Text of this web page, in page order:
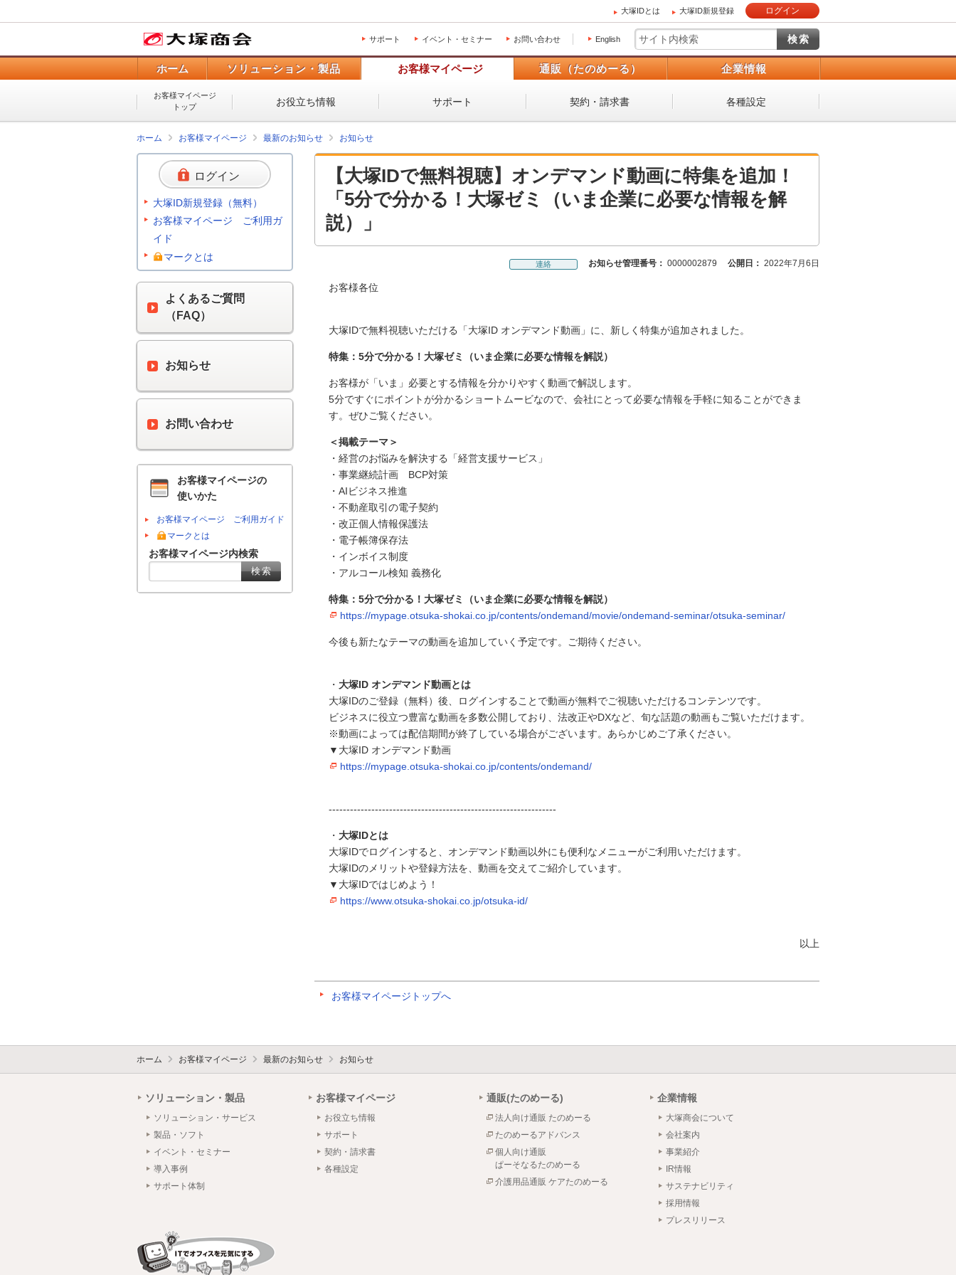
大塚IDとは 大塚ID新規登録 ログイン
サポート イベント・セミナー お問い合わせ English
ホーム ソリューション・製品 お客様マイページ 通販（たのめーる） 企業情報
お客様マイページ
トップ
お役立ち情報 サポート 契約・請求書 各種設定
ホーム お客様マイページ 最新のお知らせ お知らせ
【大塚IDで無料視聴】オンデマンド動画に特集を追加！
「5分で分かる！大塚ゼミ（いま企業に必要な情報を解
説）」
連絡 お知らせ管理番号： 0000002879 公開日： 2022年7月6日
お客様各位
大塚IDで無料視聴いただける「大塚ID オンデマンド動画」に、新しく特集が追加されました。
特集：5分で分かる！大塚ゼミ（いま企業に必要な情報を解説）
お客様が「いま」必要とする情報を分かりやすく動画で解説します。
5分ですぐにポイントが分かるショートムービなので、会社にとって必要な情報を手軽に知ることができま
す。ぜひご覧ください。
＜掲載テーマ＞
・経営のお悩みを解決する「経営支援サービス」
・事業継続計画 BCP対策
・AIビジネス推進
・不動産取引の電子契約
・改正個人情報保護法
・電子帳簿保存法
・インボイス制度
・アルコール検知 義務化
特集：5分で分かる！大塚ゼミ（いま企業に必要な情報を解説）
https://mypage.otsuka-shokai.co.jp/contents/ondemand/movie/ondemand-seminar/otsuka-seminar/
今後も新たなテーマの動画を追加していく予定です。ご期待ください。
・ 大塚ID オンデマンド動画とは
大塚IDのご登録（無料）後、ログインすることで動画が無料でご視聴いただけるコンテンツです。
ビジネスに役立つ豊富な動画を多数公開しており、法改正やDXなど、旬な話題の動画もご覧いただけます。
※動画によっては配信期間が終了している場合がございます。あらかじめご了承ください。
▼大塚ID オンデマンド動画
https://mypage.otsuka-shokai.co.jp/contents/ondemand/
----------------------------------------------------------------
・ 大塚IDとは
大塚IDでログインすると、オンデマンド動画以外にも便利なメニューがご利用いただけます。
大塚IDのメリットや登録方法を、動画を交えてご紹介しています。
▼大塚IDではじめよう！
https://www.otsuka-shokai.co.jp/otsuka-id/
以上
お客様マイページトップへ
ログイン
大塚ID新規登録（無料）
お客様マイページ ご利用ガ
イド
マークとは
よくあるご質問
（FAQ）
お知らせ
お問い合わせ
お客様マイページの
使いかた
お客様マイページ ご利用ガイド
マークとは
お客様マイページ内検索
ホーム お客様マイページ 最新のお知らせ お知らせ
ソリューション・製品
ソリューション・サービス
製品・ソフト
イベント・セミナー
導入事例
サポート体制
お客様マイページ
お役立ち情報
サポート
契約・請求書
各種設定
通販(たのめーる)
法人向け通販 たのめーる
たのめーるアドバンス
個人向け通販
ぱーそなるたのめーる
介護用品通販 ケアたのめーる
企業情報
大塚商会について
会社案内
事業紹介
IR情報
サステナビリティ
採用情報
プレスリリース